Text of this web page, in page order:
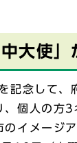
大使」
念して、
、個人の方
イメージ